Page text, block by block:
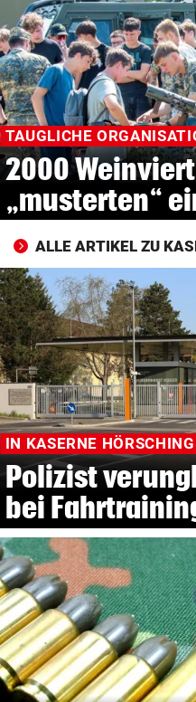
© Krone Multimedia GmbH &
Muthgasse 2, 1190 Wien
TAUGLICHE
2000
„musterten“
ALLE ARTIKEL ZU
IN KASERNE HÖRSCHING
Polizist
bei